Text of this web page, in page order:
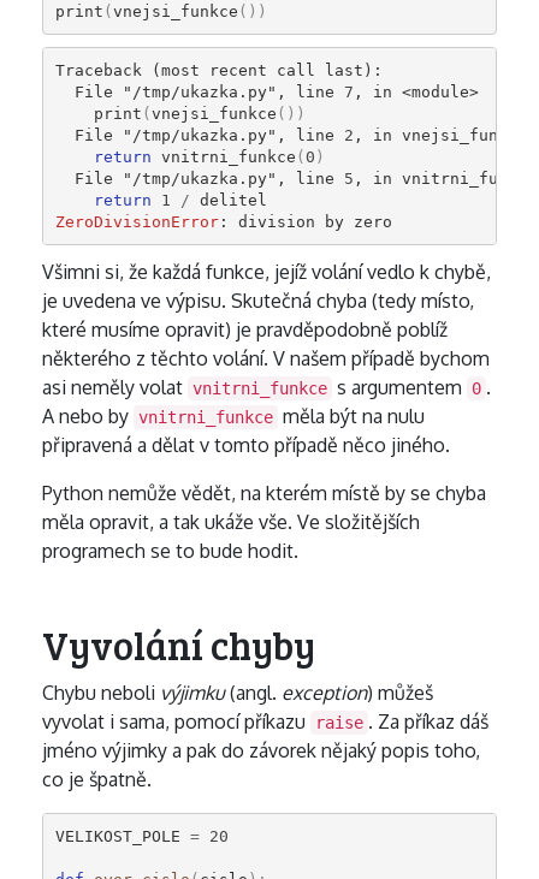
print (vnejsi_funkce ())
Traceback (most recent call last):
  File
"/tmp/ukazka.py" , line 7 , in <module>
print (vnejsi_funkce ())
  File
"/tmp/ukazka.py" , line 2 , in vnejsi_funkce
return vnitrni_funkce (0 )
  File
"/tmp/ukazka.py" , line 5 , in vnitrni_funkce
return
1 / delitel
ZeroDivisionError: division by zero
Všimni si, že každá funkce, jejíž volání vedlo k chybě,
je uvedena ve výpisu. Skutečná chyba (tedy místo,
které musíme opravit) je pravděpodobně poblíž
některého z těchto volání. V našem případě bychom
asi neměly volat vnitrni_funkce s argumentem 0 .
A nebo by vnitrni_funkce měla být na nulu
připravená a dělat v tomto případě něco jiného.
Python nemůže vědět, na kterém místě by se chyba
měla opravit, a tak ukáže vše. Ve složitějších
programech se to bude hodit.
Vyvolání chyby
Chybu neboli výjimku(angl. exception) můžeš
vyvolat i sama, pomocí příkazu
raise . Za příkaz dáš
jméno výjimky a pak do závorek nějaký popis toho,
co je špatně.
VELIKOST_POLE = 20